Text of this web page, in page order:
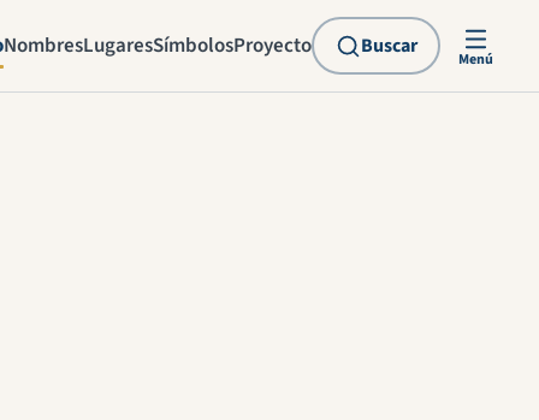
NombresLugaresSímbolosProyecto Buscar
Menú